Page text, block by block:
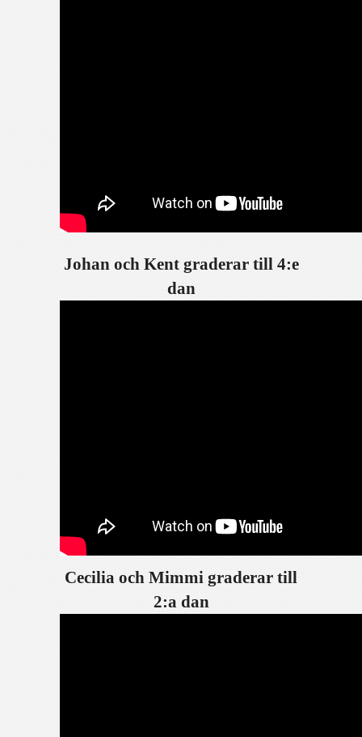
Johan och Kent graderar till 4:e
dan
Cecilia och Mimmi graderar till
2:a dan